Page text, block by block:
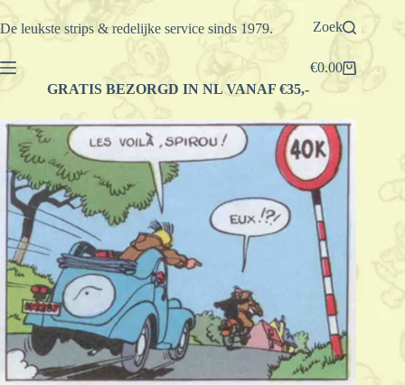
Ga
naar
De leukste strips & redelijke service sinds 1979. Zoek
Winkelwagen
€0.00
GRATIS BEZORGD IN NL VANAF €35,-